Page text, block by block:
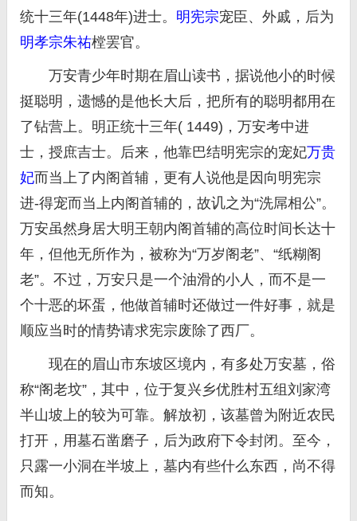
统十三年(1448年)进士。 明宪宗宠臣、外戚，后为
明孝宗朱祐樘罢官。
万安青少年时期在眉山读书，据说他小的时候
挺聪明，遗憾的是他长大后，把所有的聪明都用在
了钻营上。明正统十三年( 1449)，万安考中进
士，授庶吉士。后来，他靠巴结明宪宗的宠妃万贵
妃而当上了内阁首辅，更有人说他是因向明宪宗
进-得宠而当上内阁首辅的，故讥之为“洗屌相公”。
万安虽然身居大明王朝内阁首辅的高位时间长达十
年，但他无所作为，被称为“万岁阁老”、“纸糊阁
老”。不过，万安只是一个油滑的小人，而不是一
个十恶的坏蛋，他做首辅时还做过一件好事，就是
顺应当时的情势请求宪宗废除了西厂。
现在的眉山市东坡区境内，有多处万安墓，俗
称“阁老坟”，其中，位于复兴乡优胜村五组刘家湾
半山坡上的较为可靠。解放初，该墓曾为附近农民
打开，用墓石凿磨子，后为政府下令封闭。至今，
只露一小洞在半坡上，墓内有些什么东西，尚不得
而知。